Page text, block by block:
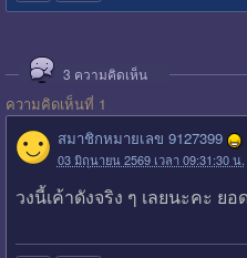
3 ความคิดเห็น
ความคิดเห็นที่ 1
สมาชิกหมายเลข 9127399
03 มิถุนายน 2569 เวลา 09:31:30 น.
วงนี้เค้าดังจริง ๆ เลยนะคะ ย